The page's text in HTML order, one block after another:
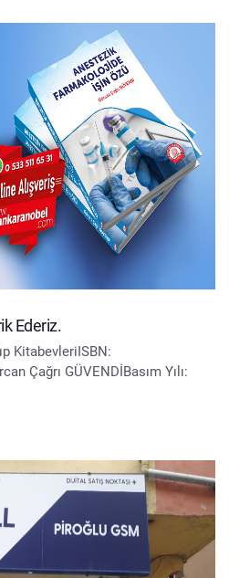
Ederiz.
KitabevleriISBN:
Çağrı GÜVENDİBasım Yılı: